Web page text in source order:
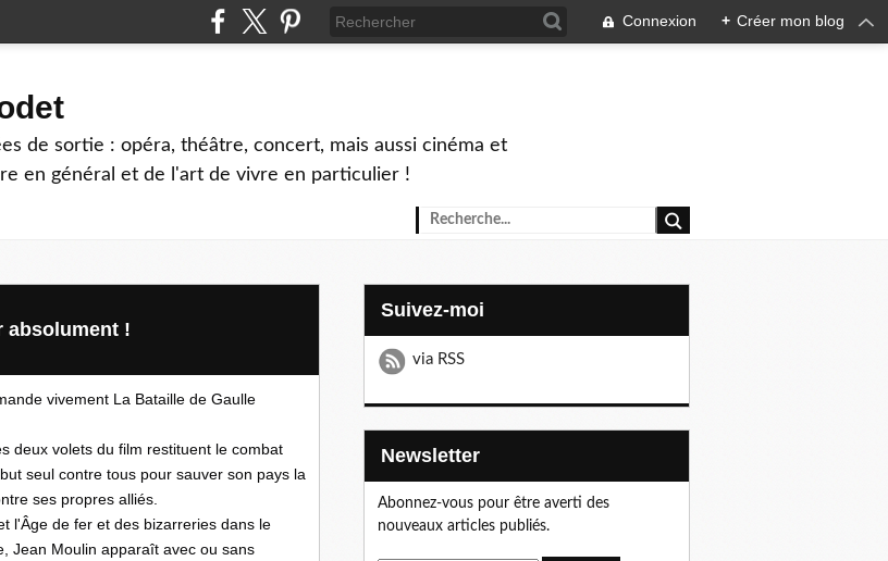
Connexion + Créer mon blog
de sortie : opéra, théâtre, concert, mais aussi cinéma et
en général et de l'art de vivre en particulier !
absolument !
vivement La Bataille de Gaulle
deux volets du film restituent le combat
seul contre tous pour sauver son pays la
ses propres alliés.
l'Âge de fer et des bizarreries dans le
Jean Moulin apparaît avec ou sans
Suivez-moi
via RSS
Newsletter
Abonnez-vous pour être averti des
nouveaux articles publiés.